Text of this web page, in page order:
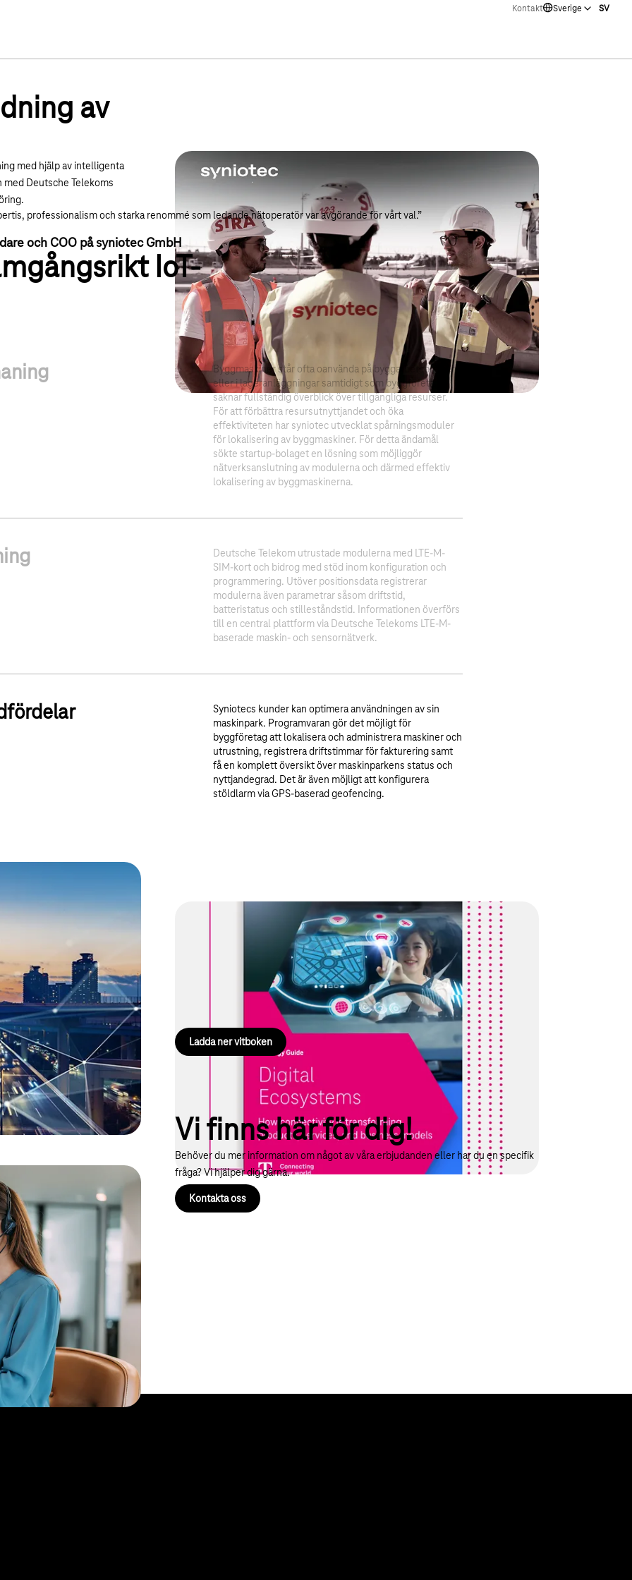
Kontakt Sverige SV
av
med hjälp av intelligenta
med Deutsche Telekoms
professionalism och starka renommé som ledande nätoperatör var avgörande för vårt val.”
och COO på syniotec GmbH
IoT-
Byggmaskiner står ofta oanvända på byggarbetsplatser
eller i lageranläggningar samtidigt som byggföretag
saknar fullständig överblick över tillgängliga resurser.
För att förbättra resursutnyttjandet och öka
effektiviteten har syniotec utvecklat spårningsmoduler
för lokalisering av byggmaskiner. För detta ändamål
sökte startup-bolaget en lösning som möjliggör
nätverksanslutning av modulerna och därmed effektiv
lokalisering av byggmaskinerna.
Deutsche Telekom utrustade modulerna med LTE-M-
SIM-kort och bidrog med stöd inom konfiguration och
programmering. Utöver positionsdata registrerar
modulerna även parametrar såsom driftstid,
batteristatus och stilleståndstid. Informationen överförs
till en central plattform via Deutsche Telekoms LTE-M-
baserade maskin- och sensornätverk.
Syniotecs kunder kan optimera användningen av sin
maskinpark. Programvaran gör det möjligt för
byggföretag att lokalisera och administrera maskiner och
utrustning, registrera driftstimmar för fakturering samt
få en komplett översikt över maskinparkens status och
nyttjandegrad. Det är även möjligt att konfigurera
stöldlarm via GPS-baserad geofencing.
och framför allt kostnad
M de optimala
dessa innovativa tekniker.
Vitbok: Digital Ecosystems
Skapa framtiden med digitala ekosystem: Vår vitbok visar hur du kan skapa nya
intäktsmodeller och säkra en avgörande konkurrensfördel genom uppkopplade
produkter och AI-tjänster.
Ladda ner vitboken
Vi finns här för dig!
Behöver du mer information om något av våra erbjudanden eller har du en specifik
fråga? Vi hjälper dig gärna.
Kontakta oss